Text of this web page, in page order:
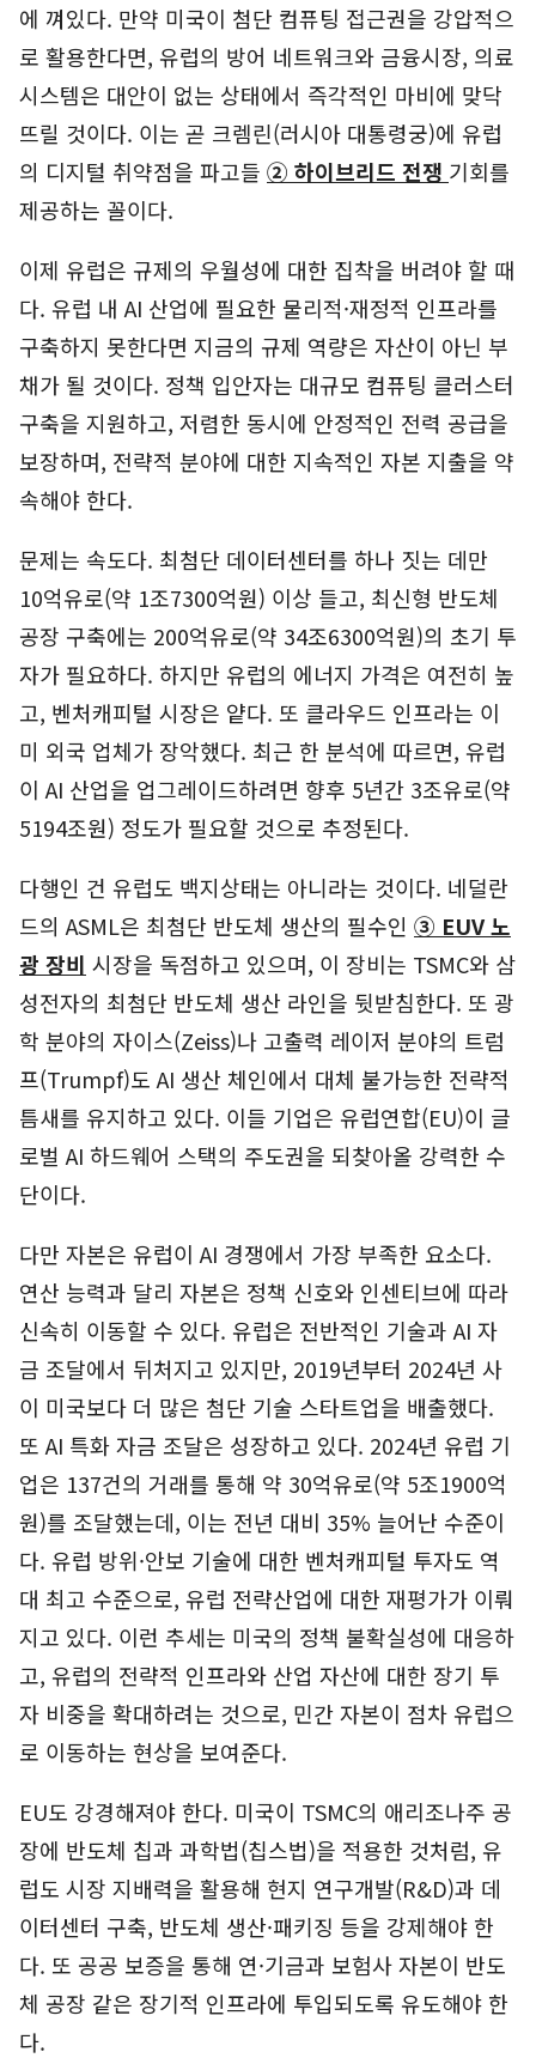
에 껴있다. 만약 미국이 첨단 컴퓨팅 접근권을 강압적으
로 활용한다면, 유럽의 방어 네트워크와 금융시장, 의료
시스템은 대안이 없는 상태에서 즉각적인 마비에 맞닥
뜨릴 것이다. 이는 곧 크렘린(러시아 대통령궁)에 유럽
의 디지털 취약점을 파고들 ② 하이브리드 전쟁 기회를
제공하는 꼴이다.
이제 유럽은 규제의 우월성에 대한 집착을 버려야 할 때
다. 유럽 내 AI 산업에 필요한 물리적·재정적 인프라를
구축하지 못한다면 지금의 규제 역량은 자산이 아닌 부
채가 될 것이다. 정책 입안자는 대규모 컴퓨팅 클러스터
구축을 지원하고, 저렴한 동시에 안정적인 전력 공급을
보장하며, 전략적 분야에 대한 지속적인 자본 지출을 약
속해야 한다.
문제는 속도다. 최첨단 데이터센터를 하나 짓는 데만
10억유로(약 1조7300억원) 이상 들고, 최신형 반도체
공장 구축에는 200억유로(약 34조6300억원)의 초기 투
자가 필요하다. 하지만 유럽의 에너지 가격은 여전히 높
고, 벤처캐피털 시장은 얕다. 또 클라우드 인프라는 이
미 외국 업체가 장악했다. 최근 한 분석에 따르면, 유럽
이 AI 산업을 업그레이드하려면 향후 5년간 3조유로(약
5194조원) 정도가 필요할 것으로 추정된다.
다행인 건 유럽도 백지상태는 아니라는 것이다. 네덜란
드의 ASML은 최첨단 반도체 생산의 필수인 ③ EUV 노
광 장비 시장을 독점하고 있으며, 이 장비는 TSMC와 삼
성전자의 최첨단 반도체 생산 라인을 뒷받침한다. 또 광
학 분야의 자이스(Zeiss)나 고출력 레이저 분야의 트럼
프(Trumpf)도 AI 생산 체인에서 대체 불가능한 전략적
틈새를 유지하고 있다. 이들 기업은 유럽연합(EU)이 글
로벌 AI 하드웨어 스택의 주도권을 되찾아올 강력한 수
단이다.
다만 자본은 유럽이 AI 경쟁에서 가장 부족한 요소다.
연산 능력과 달리 자본은 정책 신호와 인센티브에 따라
신속히 이동할 수 있다. 유럽은 전반적인 기술과 AI 자
금 조달에서 뒤처지고 있지만, 2019년부터 2024년 사
이 미국보다 더 많은 첨단 기술 스타트업을 배출했다.
또 AI 특화 자금 조달은 성장하고 있다. 2024년 유럽 기
업은 137건의 거래를 통해 약 30억유로(약 5조1900억
원)를 조달했는데, 이는 전년 대비 35% 늘어난 수준이
다. 유럽 방위·안보 기술에 대한 벤처캐피털 투자도 역
대 최고 수준으로, 유럽 전략산업에 대한 재평가가 이뤄
지고 있다. 이런 추세는 미국의 정책 불확실성에 대응하
고, 유럽의 전략적 인프라와 산업 자산에 대한 장기 투
자 비중을 확대하려는 것으로, 민간 자본이 점차 유럽으
로 이동하는 현상을 보여준다.
EU도 강경해져야 한다. 미국이 TSMC의 애리조나주 공
장에 반도체 칩과 과학법(칩스법)을 적용한 것처럼, 유
럽도 시장 지배력을 활용해 현지 연구개발(R&D)과 데
이터센터 구축, 반도체 생산·패키징 등을 강제해야 한
다. 또 공공 보증을 통해 연·기금과 보험사 자본이 반도
체 공장 같은 장기적 인프라에 투입되도록 유도해야 한
다.